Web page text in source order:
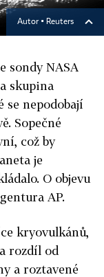
Autor ▪ Reuters
sondy NASA
skupina
se nepodobají
Sopečné
což by
je
O objevu
AP.
kryovulkánů,
rozdíl od
a roztavené